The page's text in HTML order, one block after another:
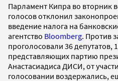
Парламент Кипра во вторник
голосов отклонил
введение налога на
агентство Bloomberg. Против
проголосовали 36 депутатов,
представляющих партию
Анастасиадиса ДИСИ, от
голосовании воздержались,